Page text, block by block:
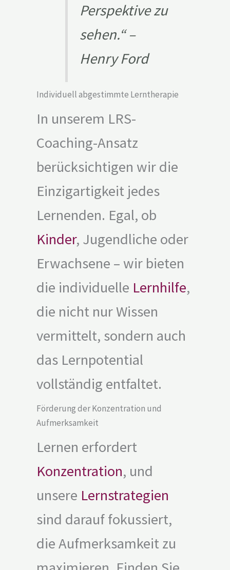
Perspektive zu
sehen.“ –
Henry Ford
Individuell abgestimmte Lerntherapie
In unserem LRS-
Coaching-Ansatz
berücksichtigen wir die
Einzigartigkeit jedes
Lernenden. Egal, ob
Kinder, Jugendliche oder
Erwachsene – wir bieten
die individuelle Lernhilfe,
die nicht nur Wissen
vermittelt, sondern auch
das Lernpotential
vollständig entfaltet.
Förderung der Konzentration und
Aufmerksamkeit
Lernen erfordert
Konzentration, und
unsere Lernstrategien
sind darauf fokussiert,
die Aufmerksamkeit zu